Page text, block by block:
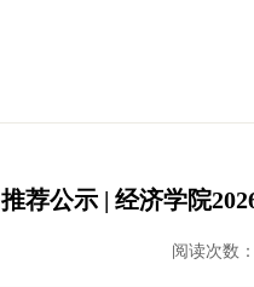
推荐公示 | 经济学院
阅读次数：